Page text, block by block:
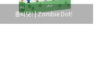
좀비닷! | Zombie Dot!